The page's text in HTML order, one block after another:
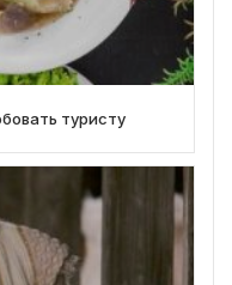
туристу